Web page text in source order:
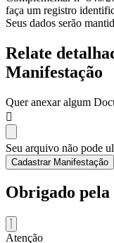
faça um registro
Seus dados serão
Relate
Manifestação
Quer anexar algum
Seu arquivo não pode
Cadastrar Manifestação
Obrigado pela
Atenção